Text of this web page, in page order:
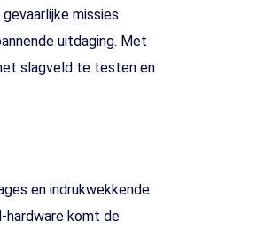
missies
uitdaging. Met
slagveld te testen en
en indrukwekkende
hardware komt de